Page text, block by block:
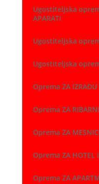
Ugostiteljska
APARATI
Ugostiteljska
Ugostiteljska
Oprema ZA IZRADU
Oprema ZA
Oprema ZA
Oprema ZA HOTEL
Oprema ZA